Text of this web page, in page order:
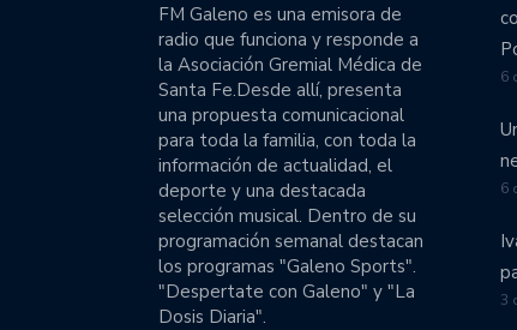
El Tate a pleno en
Unión emprende una
Unión volvió a
división.
Colón goleó a
Obras se llevó en
FM Galeno es una emisora de
radio que funciona y responde a
la Asociación Gremial Médica de
Santa Fe.Desde allí, presenta
una propuesta comunicacional
para toda la familia, con toda la
información de actualidad, el
deporte y una destacada
selección musical. Dentro de su
programación semanal destacan
los programas "Galeno Sports".
"Despertate con Galeno" y "La
Dosis Diaria".
6
6
3